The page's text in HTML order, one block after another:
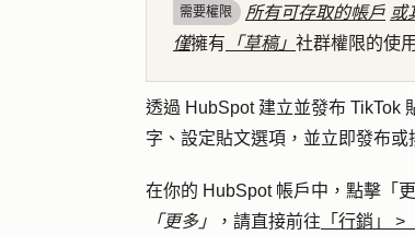
需要權限 所有可存取的帳戶 或
僅擁有 「草稿」 社群權限的使
透過 HubSpot 建立並發布 TikTok
字、設定貼文選項，並立即發布或
在你的 HubSpot 帳戶中，點擊 「
「更多」
，請直接前往 「行銷」 >